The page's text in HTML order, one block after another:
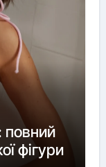
повний
фігури